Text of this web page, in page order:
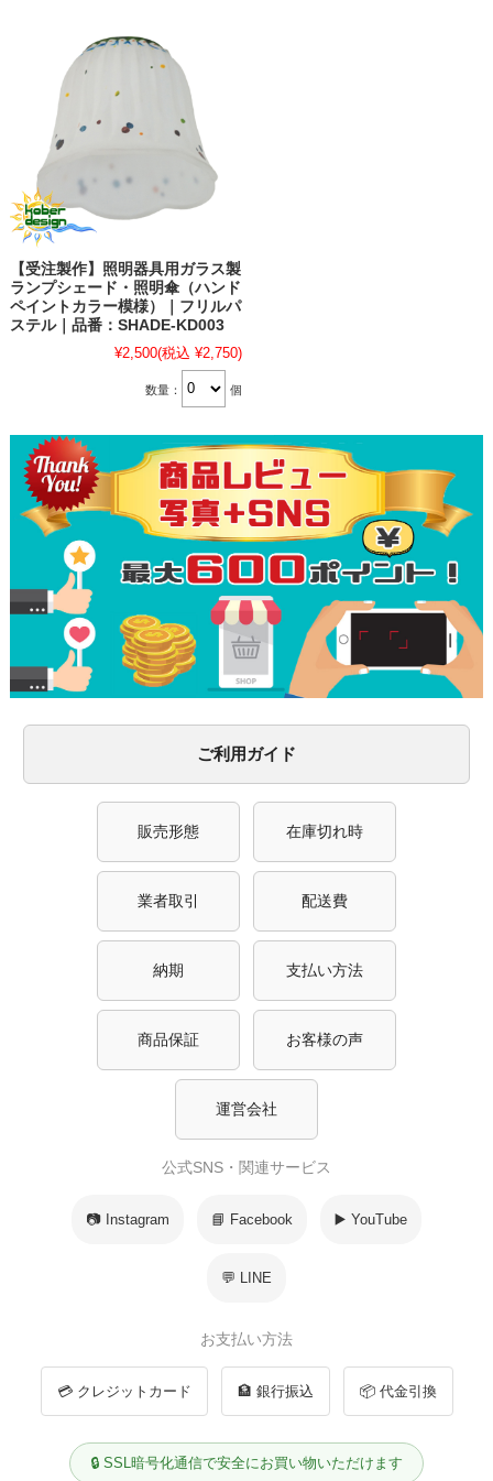
【受注製作】照明器具用ガラス製
ランプシェード・照明傘（ハンド
ペイントカラー模様）｜フリルパ
ステル｜品番：SHADE-KD003
¥2,500(税込 ¥2,750)
数量： 個
ご利用ガイド
販売形態 在庫切れ時
業者取引 配送費
納期 支払い方法
商品保証 お客様の声
運営会社
公式SNS・関連サービス
📷 Instagram 📘 Facebook ▶️ YouTube
💬 LINE
お支払い方法
💳 クレジットカード 🏦 銀行振込 📦 代金引換
🔒 SSL暗号化通信で安全にお買い物いただけます